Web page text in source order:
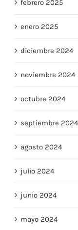
febrero 2025
enero 2025
diciembre 2024
noviembre 2024
octubre 2024
septiembre 2024
agosto 2024
julio 2024
junio 2024
mayo 2024